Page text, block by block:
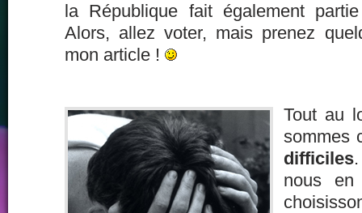
la République fait également
Alors, allez voter, mais prenez
mon article !
Tout au
sommes
difficiles
nous en